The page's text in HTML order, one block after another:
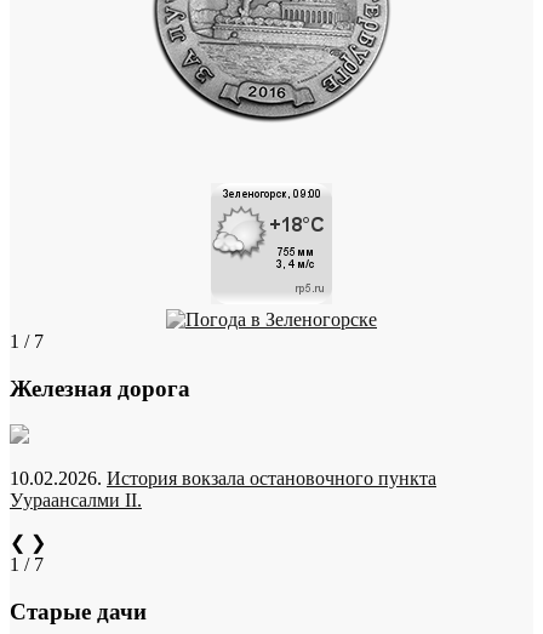
1 / 7
Железная дорога
10.02.2026. История вокзала остановочного пункта
Уураансалми II.
❮ ❯
1 / 7
Старые дачи